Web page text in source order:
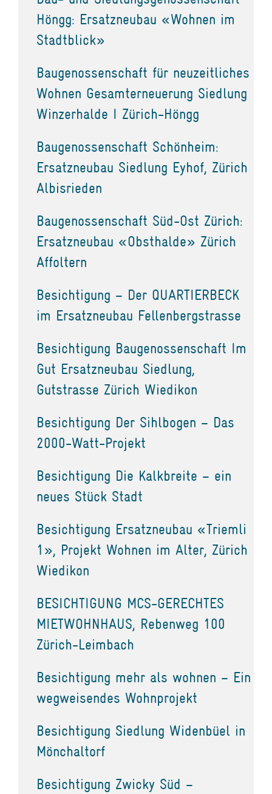
Höngg: Ersatzneubau «Wohnen im
Stadtblick»
Baugenossenschaft für neuzeitliches
Wohnen Gesamterneuerung Siedlung
Winzerhalde I Zürich-Höngg
Baugenossenschaft Schönheim:
Ersatzneubau Siedlung Eyhof, Zürich
Albisrieden
Baugenossenschaft Süd-Ost Zürich:
Ersatzneubau «Obsthalde» Zürich
Affoltern
Besichtigung – Der QUARTIERBECK
im Ersatzneubau Fellenbergstrasse
Besichtigung Baugenossenschaft Im
Gut Ersatzneubau Siedlung,
Gutstrasse Zürich Wiedikon
Besichtigung Der Sihlbogen – Das
2000-Watt-Projekt
Besichtigung Die Kalkbreite – ein
neues Stück Stadt
Besichtigung Ersatzneubau «Triemli
1», Projekt Wohnen im Alter, Zürich
Wiedikon
BESICHTIGUNG MCS-GERECHTES
MIETWOHNHAUS, Rebenweg 100
Zürich-Leimbach
Besichtigung mehr als wohnen – Ein
wegweisendes Wohnprojekt
Besichtigung Siedlung Widenbüel in
Mönchaltorf
Besichtigung Zwicky Süd –